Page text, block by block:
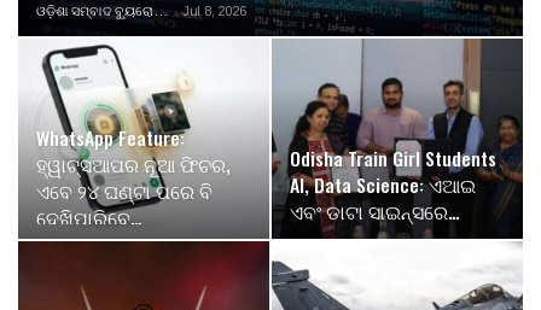
ଓଡ଼ିଶା ସମ୍ବାଦ ବ୍ୟୁରୋ Jul 8, 2026
WhatsApp Feature:
ହ୍ୱାଟ୍ସଆପର ନୂଆ ଫିଚର,
ଏବେ ୨୪ ଘଣ୍ଟା ପରେ ବି
ଦେଖିପାରିବେ…
Odisha Train Girl Students
AI, Data Science: ଏଆଇ
ଏବଂ ଡାଟା ସାଇନ୍ସରେ…